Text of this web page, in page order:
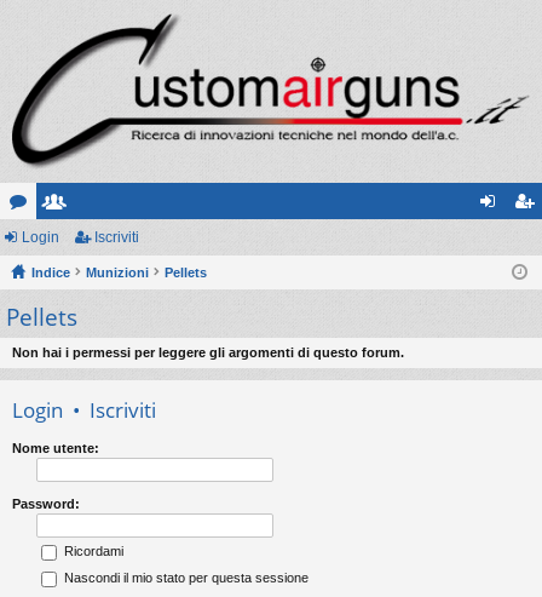
or
u
m
sc
ritt
i
riv
Login Iscriviti
Indice Munizioni Pellets
Pellets
Non hai i permessi per leggere gli argomenti di questo forum.
Login • Iscriviti
Nome utente:
Password:
Ricordami
Nascondi il mio stato per questa sessione